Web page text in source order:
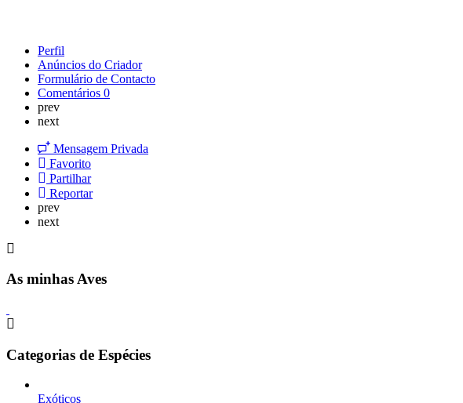
Perfil
Anúncios do Criador
Formulário de Contacto
Comentários 0
prev
next
Mensagem Privada
Favorito
Partilhar
Reportar
prev
next
As minhas Aves
Categorias de Espécies
Exóticos